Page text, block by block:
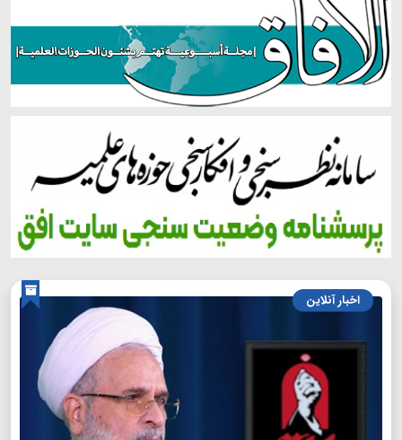
اخبار آنلاین